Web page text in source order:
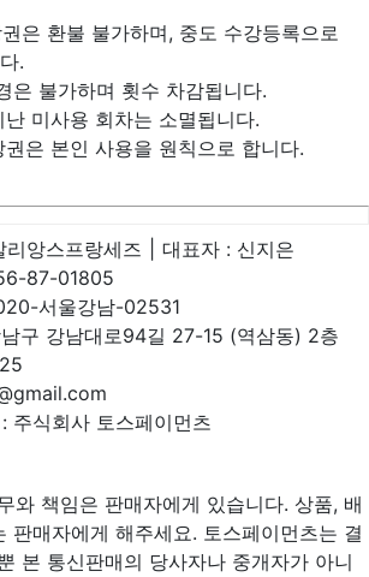
은 환불 불가하며, 중도 수강등록으로
.
은 불가하며 횟수 차감됩니다.
미사용 회차는 소멸됩니다.
은 본인 사용을 원칙으로 합니다.
리앙스프랑세즈 대표자 : 신지은
87-01805
서울강남-02531
구 강남대로94길 27-15 (역삼동) 2층
주식회사 토스페이먼츠
와 책임은 판매자에게 있습니다. 상품, 배
판매자에게 해주세요. 토스페이먼츠는 결
본 통신판매의 당사자나 중개자가 아니